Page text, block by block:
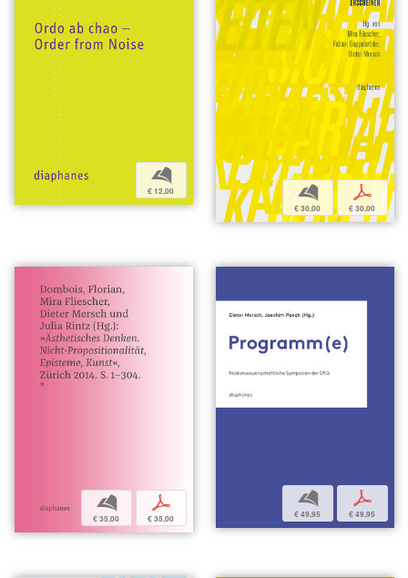
b
€ 12,00 b
€ 30,00
p
€ 30,00
b
€ 35,00
p
€ 35,00
b
€ 49,95
p
€ 49,95